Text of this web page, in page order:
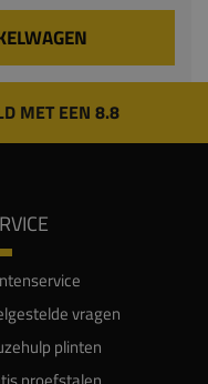
MET EEN 8.8
vragen
plinten